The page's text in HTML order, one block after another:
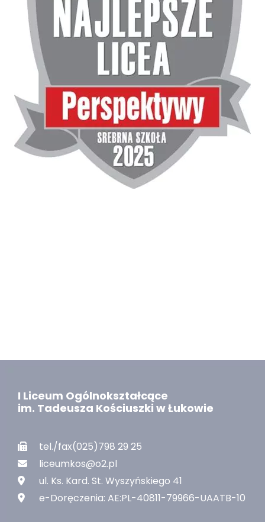
I Liceum Ogólnokształcące
im. Tadeusza Kościuszki w Łukowie
tel./fax(025)798 29 25
liceumkos@o2.pl
ul. Ks. Kard. St. Wyszyńskiego 41
e-Doręczenia: AE:PL-40811-79966-UAATB-10